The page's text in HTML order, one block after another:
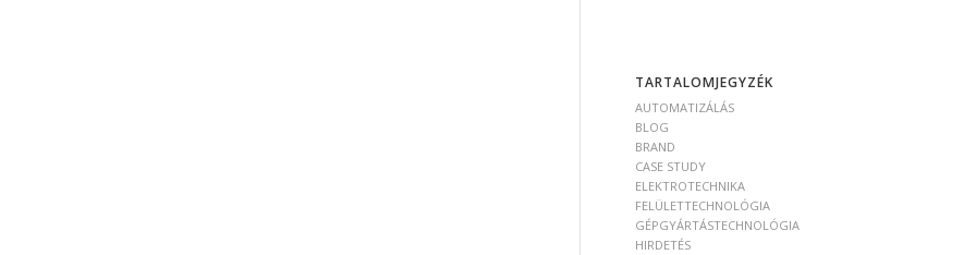
TARTALOMJEGYZÉK
AUTOMATIZÁLÁS
BLOG
BRAND
CASE STUDY
ELEKTROTECHNIKA
FELÜLETTECHNOLÓGIA
GÉPGYÁRTÁSTECHNOLÓGIA
HIRDETÉS